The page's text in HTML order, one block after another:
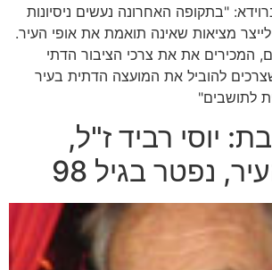
"בתקופה האחרונה נעשים ניסיונות
מציאות שאינה תואמת את אופי העיר.
המכירים את את צרכי הציבור הדתי
להוביל את המועצה הדתית בעיר
לתושבים"
יוסי רביד ז"ל,
נפטר בגיל 98